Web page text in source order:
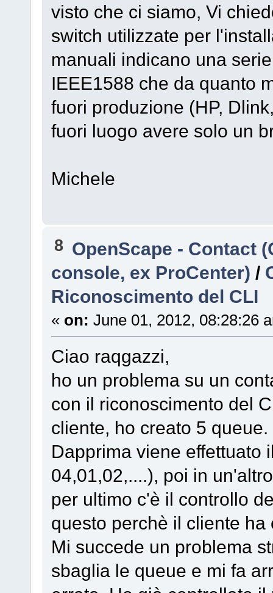
visto che ci siamo, Vi
switch utilizzate per
manuali indicano una
IEEE1588 che da quanto
fuori produzione (HP,
fuori luogo avere solo un
Michele
8 OpenScape - Contact
console, ex ProCenter) /
Riconoscimento del CLI
« on: June 01, 2012, 08:28:26
Ciao raqgazzi,
ho un problema su un
con il riconoscimento del
cliente, ho creato 5 queue.
Dapprima viene effettuato
04,01,02,....), poi in
per ultimo c'è il controllo
questo perchè il cliente
Mi succede un problema
sbaglia le queue e mi fa